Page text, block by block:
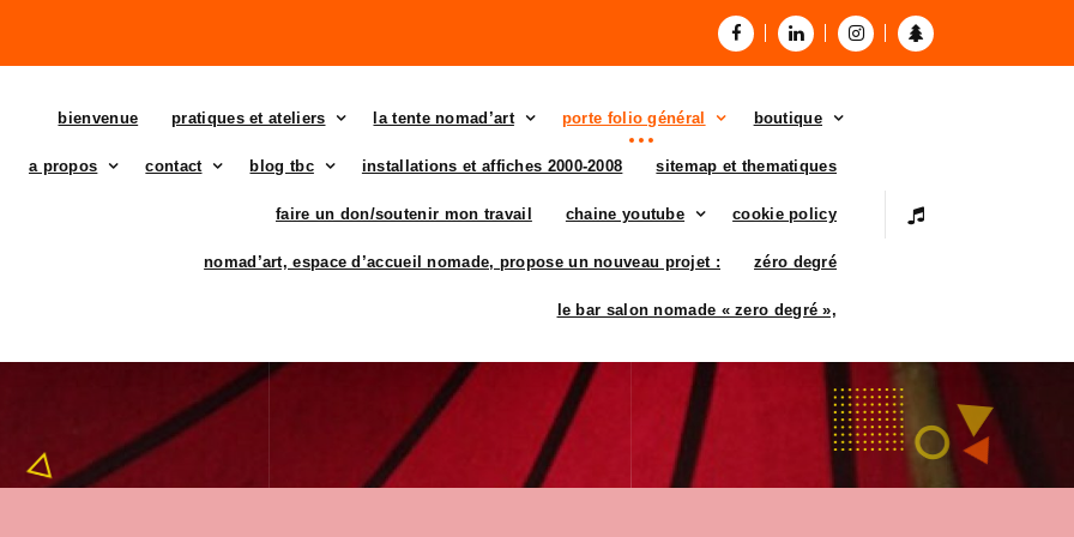
bienvenue pratiques et ateliers la tente nomad’art porte folio général boutique
a propos contact blog tbc installations et affiches 2000-2008 sitemap et thematiques
faire un don/soutenir mon travail chaine youtube cookie policy
nomad’art, espace d’accueil nomade, propose un nouveau projet : zéro degré
le bar salon nomade « zero degré »,